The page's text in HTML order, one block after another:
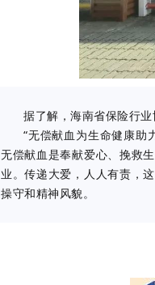
据了解，海南省保险行
“无偿献血为生命健康助
无偿献血是奉献爱心、挽救
业。传递大爱，人人有责，
操守和精神风貌。